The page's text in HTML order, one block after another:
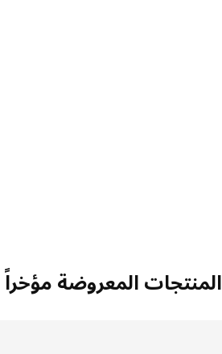
المعروضة مؤخراً